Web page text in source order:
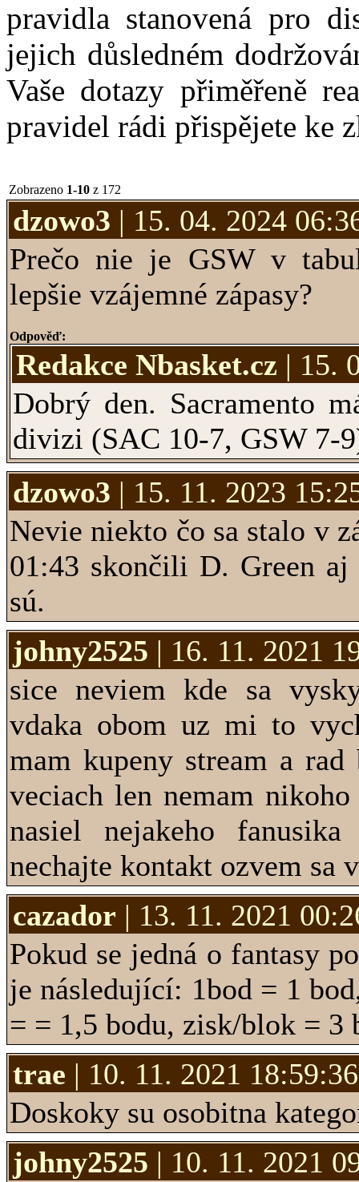
pravidla stanovená pro
jejich důsledném
Vaše dotazy přiměřeně
pravidel rádi přispějete ke
Zobrazeno 1-10 z 172
dzowo3 | 15. 04. 2024
Prečo nie je GSW v
lepšie vzájemné zápasy?
Odpověď:
Redakce Nbasket.cz | 15.
Dobrý den. Sacramento
divizi (SAC 10-7, GSW 7-
dzowo3 | 15. 11. 2023
Nevie niekto čo sa stalo v
01:43 skončili D. Green
sú.
johny2525 | 16. 11. 2021
sice neviem kde sa
vdaka obom uz mi to
mam kupeny stream a
veciach len nemam
nasiel nejakeho
nechajte kontakt ozvem sa
cazador | 13. 11. 2021
Pokud se jedná o fantasy
je následující: 1bod = 1
= = 1,5 bodu, zisk/blok = 3
trae | 10. 11. 2021 18:59:36
Doskoky su osobitna
johny2525 | 10. 11. 2021